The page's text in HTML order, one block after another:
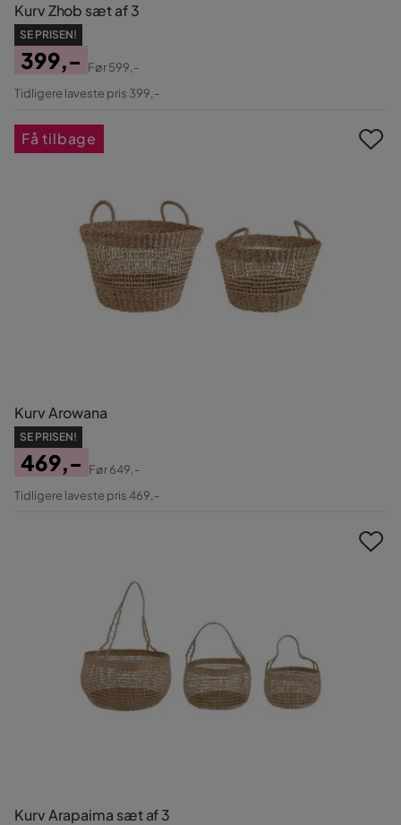
Kurv Zhob sæt af 3
SE PRISEN!
Pris
399,-
Original
Før599,-
Tidligere laveste pris 399,-
Kurv Arowana
SE PRISEN!
Pris
469,-
Original
Før649,-
Tidligere laveste pris 469,-
Få tilbage
Kurv Arapaima sæt af 3